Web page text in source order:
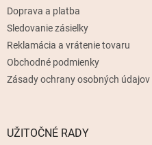
Doprava a platba
Sledovanie zásielky
Reklamácia a vrátenie tovaru
Obchodné podmienky
Zásady ochrany osobných údajov
UŽITOČNÉ RADY